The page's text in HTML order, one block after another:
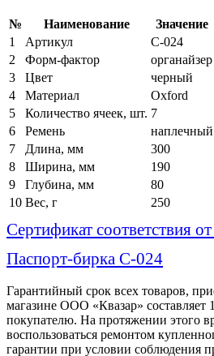
№ Наименование
Значение
1
Артикул
С-024
2
Форм-фактор
органайзер
3
Цвет
черный
4
Материал
Oxford
5
Количество ячеек, шт. 7
6
Ремень
наплечный
7
Длина, мм
300
8
Ширина, мм
190
9
Глубина, мм
80
10 Вес, г 250
Сертификат соответствия
Паспорт-бирка С-024
Гарантийный срок всех товаров,
магазине ООО «Квазар» составляет
покупателю. На протяжении этого
воспользоваться ремонтом
гарантии при условии соблюдения